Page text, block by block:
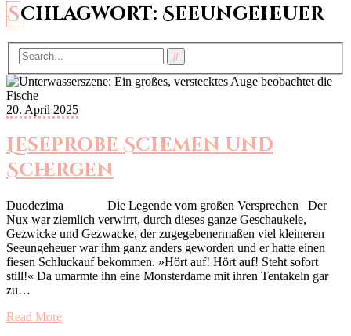
Schlagwort: Seeungeheuer
20. April 2025
Leseprobe Schemen und
Schergen
Duodezima Die Legende vom großen Versprechen Der
Nux war ziemlich verwirrt, durch dieses ganze Geschaukele,
Gezwicke und Gezwacke, der zugegebenermaßen viel kleineren
Seeungeheuer war ihm ganz anders geworden und er hatte einen
fiesen Schluckauf bekommen. »Hört auf! Hört auf! Steht sofort
still!« Da umarmte ihn eine Monsterdame mit ihren Tentakeln gar
zu…
Read More